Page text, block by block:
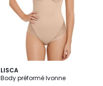
LISCA
Body préformé Ivonne
2
Couleurs